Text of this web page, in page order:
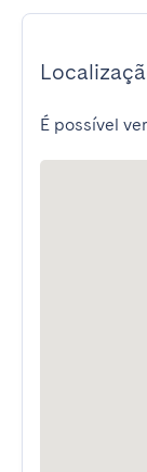
É possível